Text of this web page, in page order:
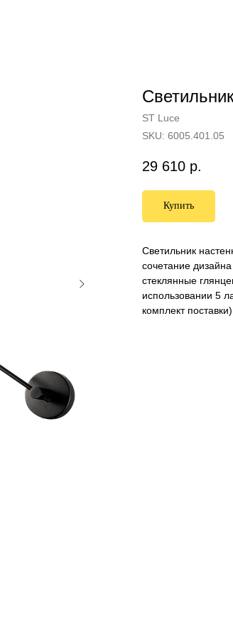
ST Luce
SKU: 6005.401.05
29 610 р.
Купить
Светильник
сочетание
стеклянные
использовании 5
комплект